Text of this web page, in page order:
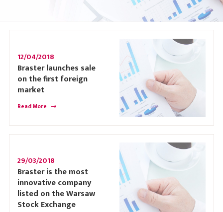
12/04/2018
Braster launches sale
on the first foreign
market
Read More
29/03/2018
Braster is the most
innovative company
listed on the Warsaw
Stock Exchange